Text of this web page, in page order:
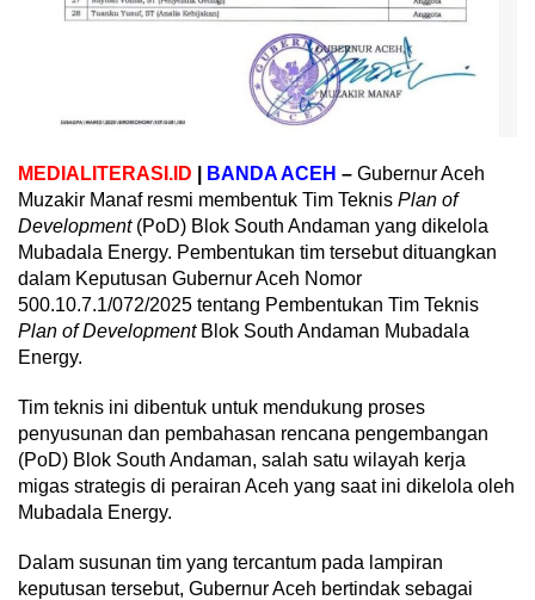
MEDIALITERASI.ID BANDA ACEH – Gubernur Aceh
Muzakir Manaf resmi membentuk Tim Teknis Plan of
Development(PoD) Blok South Andaman yang dikelola
Mubadala Energy. Pembentukan tim tersebut dituangkan
dalam Keputusan Gubernur Aceh Nomor
500.10.7.1/072/2025 tentang Pembentukan Tim Teknis
Plan of DevelopmentBlok South Andaman Mubadala
Energy.
Tim teknis ini dibentuk untuk mendukung proses
penyusunan dan pembahasan rencana pengembangan
(PoD) Blok South Andaman, salah satu wilayah kerja
migas strategis di perairan Aceh yang saat ini dikelola oleh
Mubadala Energy.
Dalam susunan tim yang tercantum pada lampiran
keputusan tersebut, Gubernur Aceh bertindak sebagai